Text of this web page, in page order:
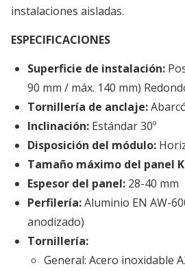
instalaciones aisladas.
ESPECIFICACIONES
Superficie de instalación:
90 mm / máx. 140 mm)
Tornillería de anclaje:
Inclinación: Estándar 30º
Disposición del módulo:
Tamaño máximo del panel
Espesor del panel: 28-40 mm
Perfilería:Aluminio EN AW-
anodizado)
Tornillería:
General: Acero inoxidable